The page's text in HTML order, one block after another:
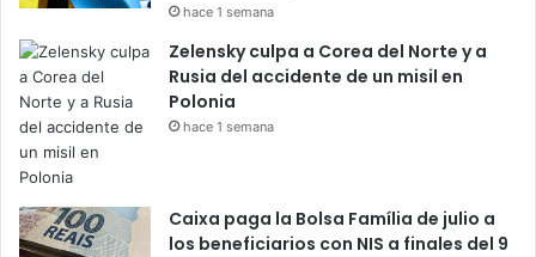
hace 1 semana
Zelensky culpa a Corea del Norte y a
Rusia del accidente de un misil en
Polonia
hace 1 semana
Caixa paga la Bolsa Família de julio a
los beneficiarios con NIS a finales del 9